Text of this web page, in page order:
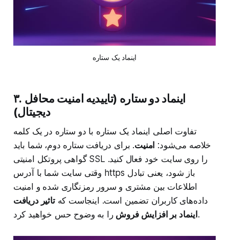
اینماد یک ستاره
۳. اینماد دو ستاره (تاییدیه امنیت محافل
دیجیتال)
تفاوت اصلی اینماد یک ستاره با دو ستاره در یک کلمه
خلاصه می‌شود: امنیت. برای دریافت ستاره دوم، شما باید
گواهی پروتکل امنیتی SSL را روی سایت خود فعال کنید.
وقتی سایت شما با آدرس https باز شود، یعنی تبادل
اطلاعات بین مشتری و سرور رمزنگاری شده و امنیت
داده‌های کاربران تضمین است. اینجاست کهتاثیر دریافت
اینماد بر افزایش فروش را به وضوح حس خواهید کرد.